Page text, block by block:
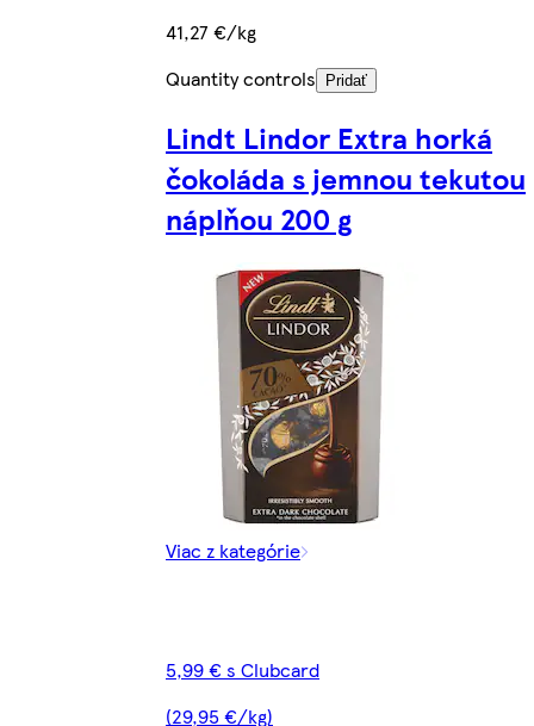
41,27 €/kg
Quantity controls
Pridať
Lindt Lindor Extra horká
čokoláda s jemnou tekutou
náplňou 200 g
Viac z kategórie
5,99 € s Clubcard
(29,95 €/kg)